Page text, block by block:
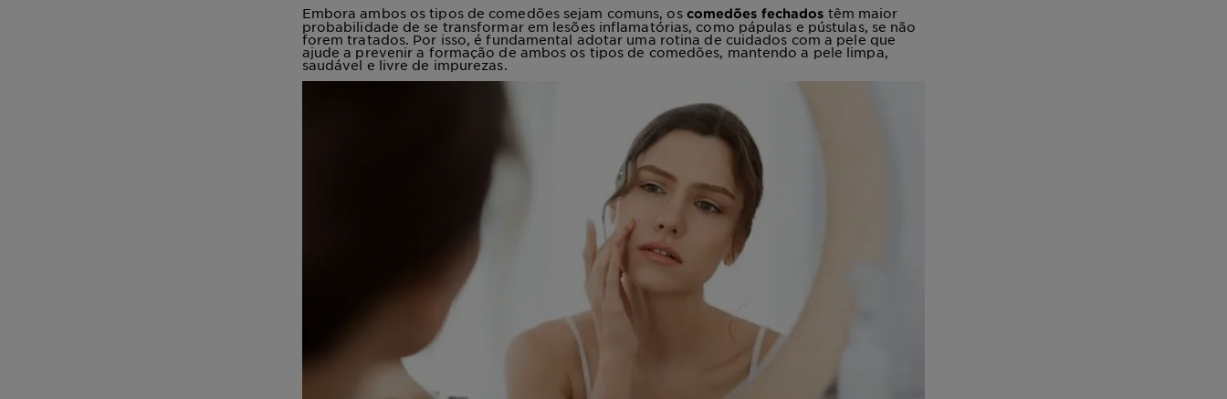
Embora ambos os tipos de comedões sejam comuns, os comedões fechados têm maior
probabilidade de se transformar em lesões inflamatórias, como pápulas e pústulas, se não
forem tratados. Por isso, é fundamental adotar uma rotina de cuidados com a pele que
ajude a prevenir a formação de ambos os tipos de comedões, mantendo a pele limpa,
saudável e livre de impurezas.